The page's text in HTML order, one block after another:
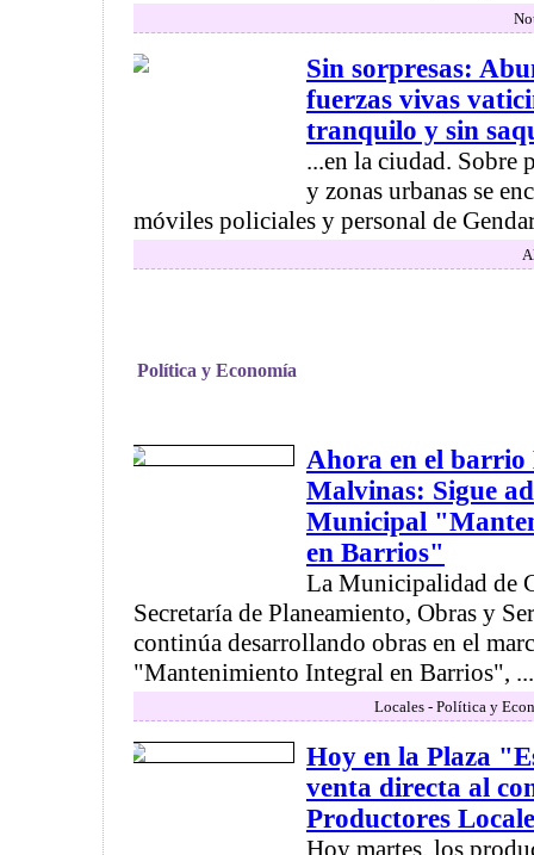
Sin sorpresas:
fuerzas vivas
tranquilo y sin
...en la ciudad. Sobre
y zonas urbanas se
móviles policiales y personal de
Política y Economía
Ahora en el barrio
Malvinas: Sigue
Municipal
en Barrios"
La Municipalidad de
Secretaría de Planeamiento, Obras y
continúa desarrollando obras en el
"Mantenimiento Integral en Barrios", ...
Locales - Política y
Hoy en la Plaza
venta directa al
Productores
Hoy martes, los